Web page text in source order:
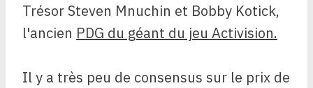
Trésor Steven Mnuchin et Bobby Kotick,
l'ancien PDG du géant du jeu Activision.
Il y a très peu de consensus sur le prix de